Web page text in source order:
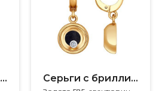
Серьги с бриллиантами Серьги с бриллиантами